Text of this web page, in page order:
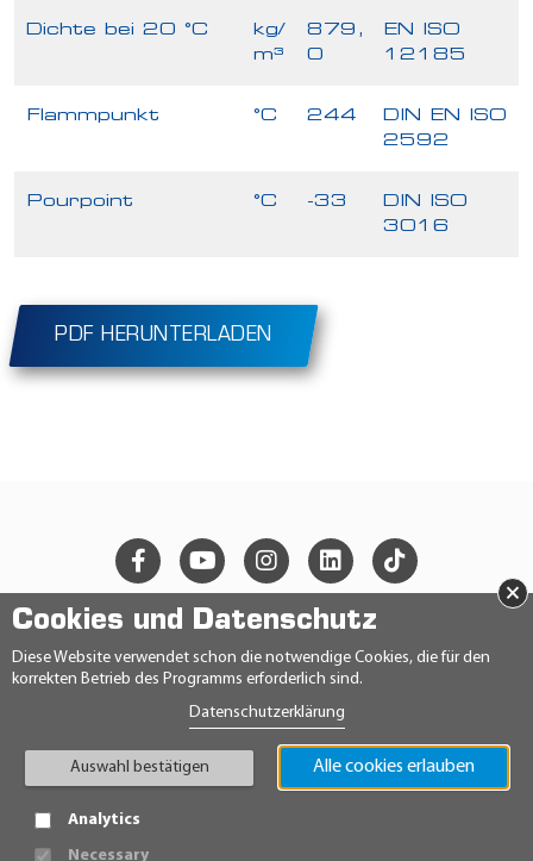
Dichte bei 20 °C
kg/
m³
879,
0
EN ISO
12185
Flammpunkt °C 244
DIN EN ISO
2592
Pourpoint °C -33
DIN ISO
3016
PDF HERUNTERLADEN
Cookies und Datenschutz
Diese Website verwendet schon die notwendige Cookies, die für den
korrekten Betrieb des Programms erforderlich sind.
Datenschutzerklärung
Auswahl bestätigen Alle cookies erlauben
×
Analytics
Necessary
© 2026 Ravensberger Schmierstoffvertrieb GmbH
DATENSCHUTZERKLÄRUNG
IMPRESSUM
TEILNAHMEBEDINGUNGEN